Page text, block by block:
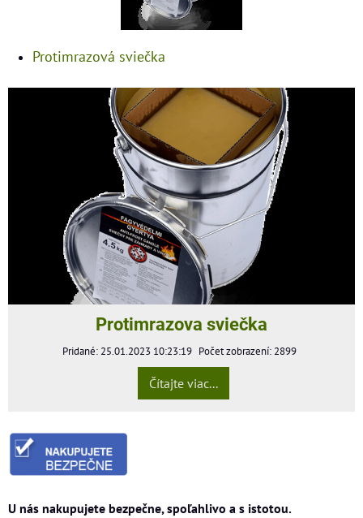
Protimrazová sviečka
Protimrazova sviečka
Pridané: 25.01.2023 10:23:19 Počet zobrazení: 2899
Čítajte viac...
U nás nakupujete bezpečne, spoľahlivo a s istotou.